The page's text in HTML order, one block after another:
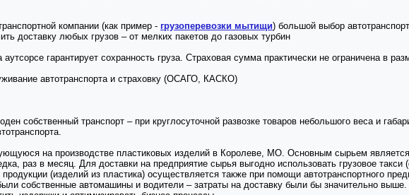
компании (как пример - грузоперевозки мытищи) большой выбор
доставку любых грузов – от мелких пакетов до газовых турбин
гарантирует сохранность груза. Страховая сумма практически не ограничена в
автотранспорта и страховку (ОСАГО, КАСКО)
собственный транспорт – при круглосуточной развозке товаров небольшого веса и
на производстве пластиковых изделий в Королеве, МО. Основным сырьем
раз в месяц. Для доставки на предприятие сырья выгодно использовать грузовое такси
(изделий из пластика) осуществляется также при помощи автотранспортного
собственные автомашины и водители – затраты на доставку были бы значительно